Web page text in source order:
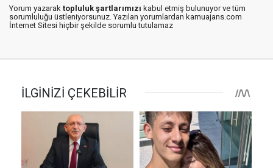
Yorum yazarak topluluk şartlarımızı kabul etmiş bulunuyor ve tüm
sorumluluğu üstleniyorsunuz. Yazılan yorumlardan kamuajans.com
İnternet Sitesi hiçbir şekilde sorumlu tutulamaz